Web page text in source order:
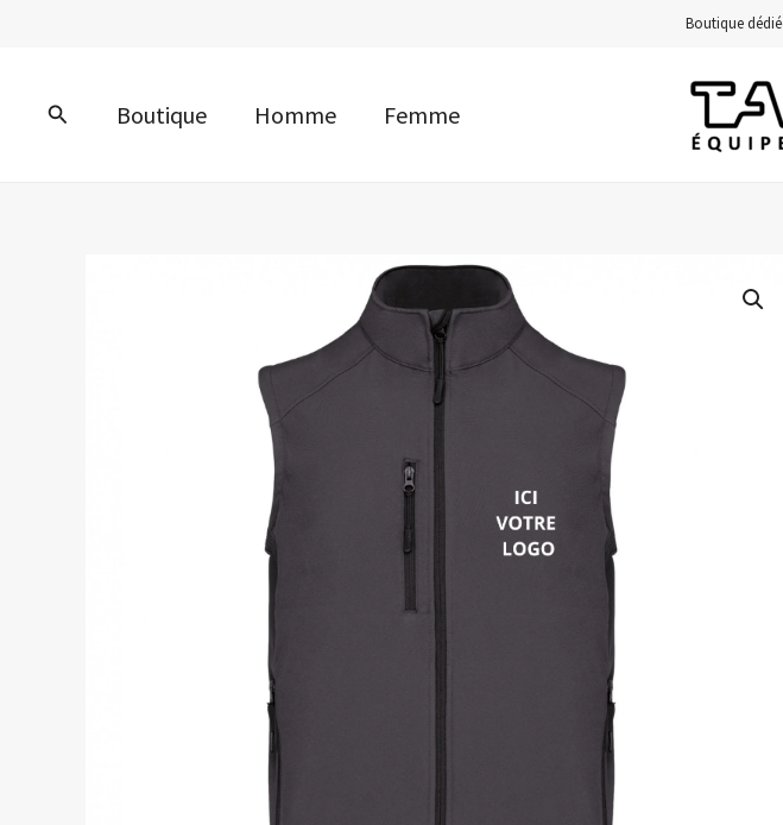
contenu
Boutique
RechercherBoutique Homme Femme